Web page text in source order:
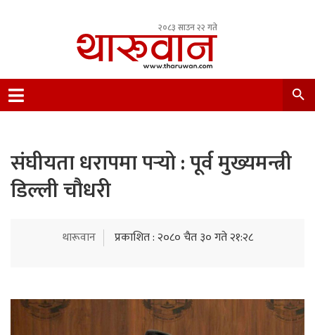
२०८३ साउन २२ गते
Nepal.
संघीयता धरापमा पर्‍यो : पूर्व मुख्यमन्त्री
डिल्ली चौधरी
थारूवान प्रकाशित : २०८० चैत ३० गते २१:२८